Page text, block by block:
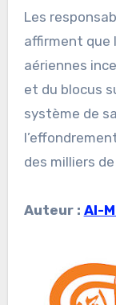
Les
affirment que
aériennes
et du blocus
système de
des milliers
Auteur : Al-